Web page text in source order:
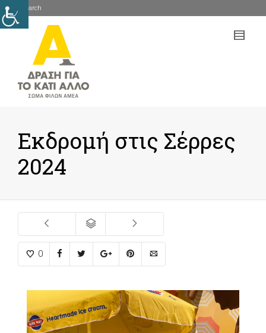
Search
Εκδρομή στις Σέρρες
2024
0